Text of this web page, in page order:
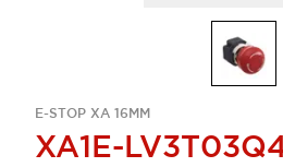
E-STOP XA 16MM
XA1E-